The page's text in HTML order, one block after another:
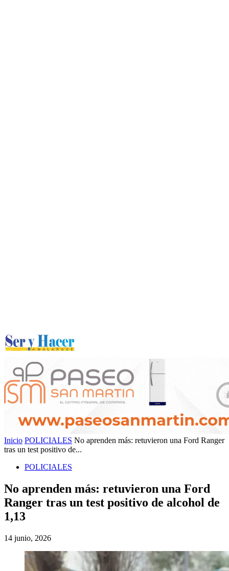
Inicio POLICIALES No aprenden más: retuvieron una Ford Ranger
tras un test positivo de...
POLICIALES
No aprenden más: retuvieron una Ford
Ranger tras un test positivo de alcohol de
1,13
14 junio, 2026